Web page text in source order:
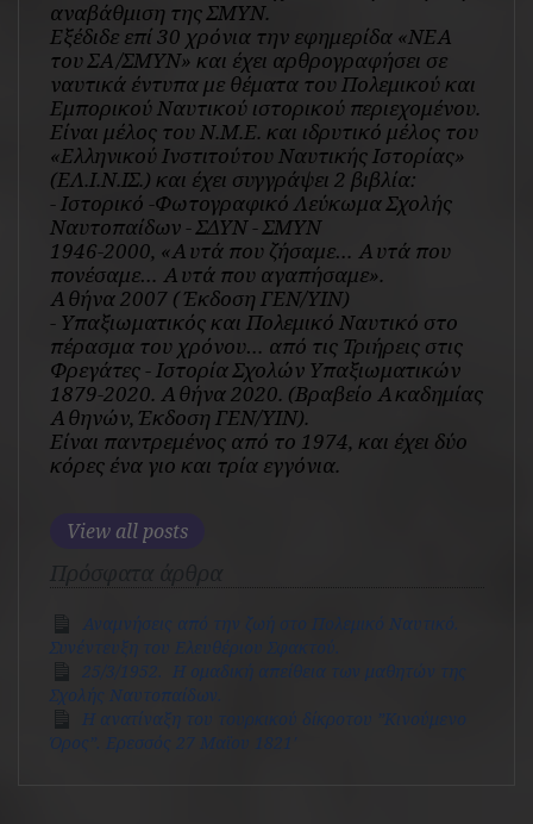
αναβάθμιση της ΣΜΥΝ.
Εξέδιδε επί 30 χρόνια την εφημερίδα «ΝΕΑ
του ΣΑ/ΣΜΥΝ» και έχει αρθρογραφήσει σε
ναυτικά έντυπα με θέματα του Πολεμικού και
Εμπορικού Ναυτικού ιστορικού περιεχομένου.
Είναι μέλος του Ν.Μ.Ε. και ιδρυτικό μέλος του
«Ελληνικού Ινστιτούτου Ναυτικής Ιστορίας»
(ΕΛ.Ι.Ν.ΙΣ.) και έχει συγγράψει 2 βιβλία:
- Ιστορικό -Φωτογραφικό Λεύκωμα Σχολής
Ναυτοπαίδων - ΣΔΥΝ - ΣΜΥΝ
1946-2000, «Αυτά που ζήσαμε… Αυτά που
πονέσαμε… Αυτά που αγαπήσαμε».
Αθήνα 2007 ( Έκδοση ΓΕΝ/ΥΙΝ)
- Υπαξιωματικός και Πολεμικό Ναυτικό στο
πέρασμα του χρόνου… από τις Τριήρεις στις
Φρεγάτες - Ιστορία Σχολών Υπαξιωματικών
1879-2020. Αθήνα 2020. (Βραβείο Ακαδημίας
Αθηνών, Έκδοση ΓΕΝ/ΥΙΝ).
Είναι παντρεμένος από το 1974, και έχει δύο
κόρες ένα γιο και τρία εγγόνια.
View all posts
Αναμνήσεις από την ζωή στο Πολεμικό Ναυτικό.
Συνέντευξη του Ελευθέριου Σφακτού.
25/3/1952. Η ομαδική απείθεια των μαθητών της
Σχολής Ναυτοπαίδων.
Η ανατίναξη του τουρκικού δίκροτου ”Κινούμενο
Όρος”. Ερεσσός 27 Μαϊου 1821′